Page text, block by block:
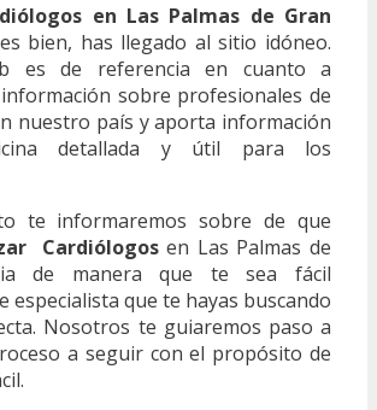
en Las Palmas de Gran
bien, has llegado al sitio idóneo.
es de referencia en cuanto a
sobre profesionales de
nuestro país y aporta información
detallada y útil para los
te informaremos sobre de que
Cardiólogosen Las Palmas de
de manera que te sea fácil
especialista que te hayas buscando
Nosotros te guiaremos paso a
a seguir con el propósito de